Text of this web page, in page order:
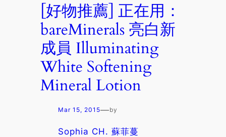
[好物推薦] 正在用：
bareMinerals 亮白新
成員 Illuminating
White Softening
Mineral Lotion
Mar 15, 2015—by
Sophia CH. 蘇菲蔓